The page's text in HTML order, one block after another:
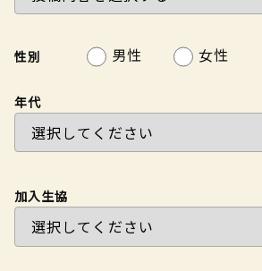
性別 男性 女性
年代
加入生協